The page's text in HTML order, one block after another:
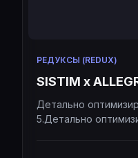
РЕДУКСЫ (REDUX)
SISTIM x
Детально
5.Детально